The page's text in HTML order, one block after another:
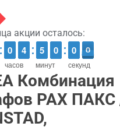
акции осталось:
часов
9
9
0
0 3
3
4
4
минут
5
4
4 0
9
9
секунд
0
5
5 0
9
9
Комбинация
PAX ПАКС